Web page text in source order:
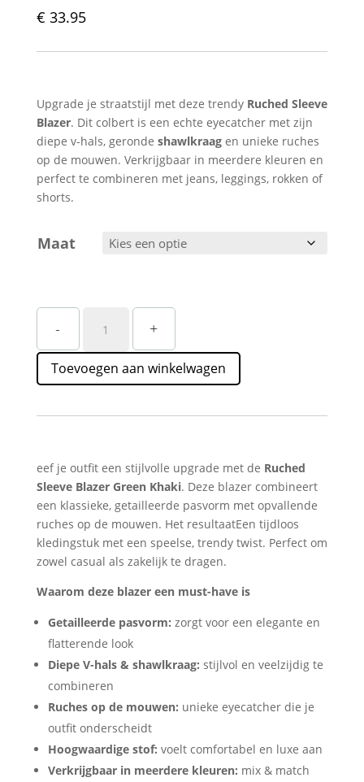
€ 33.95
Upgrade je straatstijl met deze trendy Ruched Sleeve
Blazer. Dit colbert is een echte eyecatcher met zijn
diepe v-hals, geronde shawlkraagen unieke ruches
op de mouwen. Verkrijgbaar in meerdere kleuren en
perfect te combineren met jeans, leggings, rokken of
shorts.
Maat
-
Blazer
Dames
met
Ruches
&
Tijdloos
aantal
+
Toevoegen aan winkelwagen
eef je outfit een stijlvolle upgrade met de Ruched
Sleeve Blazer Green Khaki. Deze blazer combineert
een klassieke, getailleerde pasvorm met opvallende
ruches op de mouwen. Het resultaatEen tijdloos
kledingstuk met een speelse, trendy twist. Perfect om
zowel casual als zakelijk te dragen.
Waarom deze blazer een must-have is
Getailleerde pasvorm: zorgt voor een elegante en
flatterende look
Diepe V-hals & shawlkraag: stijlvol en veelzijdig te
combineren
Ruches op de mouwen: unieke eyecatcher die je
outfit onderscheidt
Hoogwaardige stof: voelt comfortabel en luxe aan
Verkrijgbaar in meerdere kleuren: mix & match